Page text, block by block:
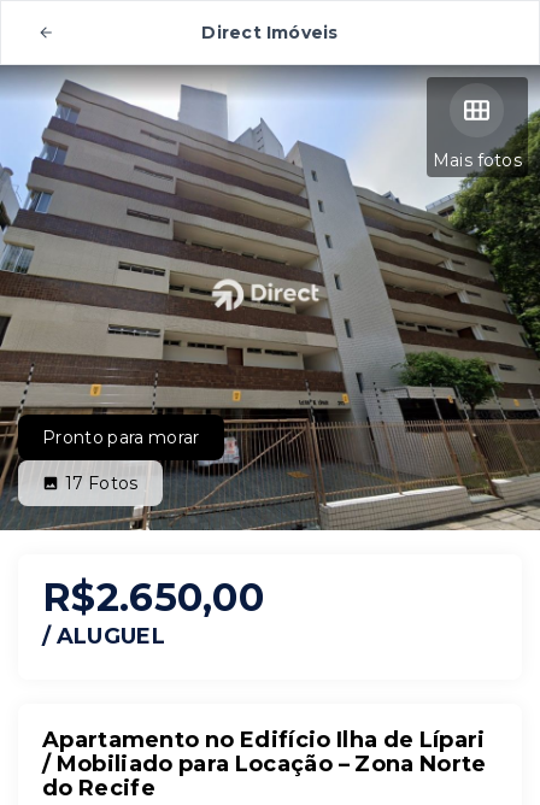
Direct Imóveis
Mais fotos
Pronto para morar
17 Fotos
R$2.650,00
/ALUGUEL
Apartamento no Edifício Ilha de Lípari
/ Mobiliado para Locação – Zona Norte
do Recife